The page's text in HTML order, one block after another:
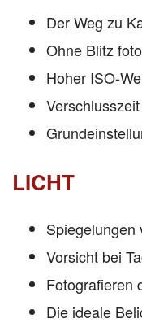
Der Weg zu
Ohne Blitz
Hoher ISO-
LICHT
Spiegelungen
Vorsicht bei
Fotografieren
Die ideale